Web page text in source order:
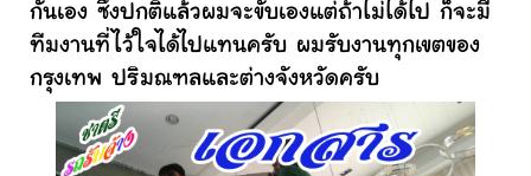
กันเอง ซึ่งปกติแล้วผมจะขับเองแต่ถ้าไม่ได้ไป ก็จะมี
ทีมงานที่ไว้ใจได้ไปแทนครับ ผมรับงานทุกเขตของ
กรุงเทพ ปริมณฑลและต่างจังหวัดครับ